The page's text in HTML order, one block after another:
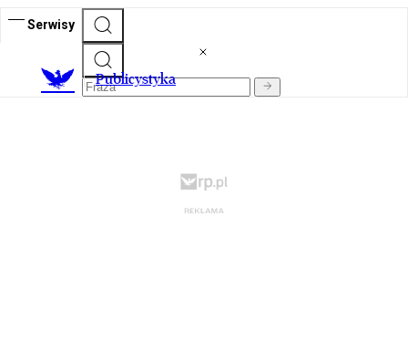
Serwisy
Publicystyka